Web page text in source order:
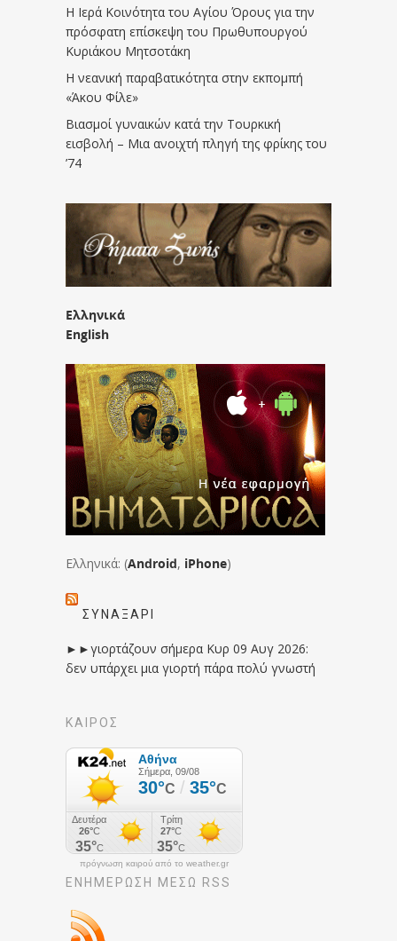
Η Ιερά Κοινότητα του Αγίου Όρους για την
πρόσφατη επίσκεψη του Πρωθυπουργού
Κυριάκου Μητσοτάκη
Η νεανική παραβατικότητα στην εκπομπή
«Άκου Φίλε»
Βιασμοί γυναικών κατά την Τουρκική
εισβολή – Μια ανοιχτή πληγή της φρίκης του
’74
Ελληνικά
English
Ελληνικά: (Android, iPhone)
ΣΥΝΑΞΆΡΙ
►►γιορτάζουν σήμερα Κυρ 09 Αυγ 2026:
δεν υπάρχει μια γιορτή πάρα πολύ γνωστή
ΚΑΙΡΟΣ
πρόγνωση καιρού από το weather.gr
ΕΝΗΜΈΡΩΣΉ ΜΕΣΩ RSS